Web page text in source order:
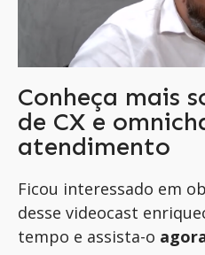
Conheça mais
de CX e
atendimento
Ficou interessado em
desse videocast
tempo e assista-o